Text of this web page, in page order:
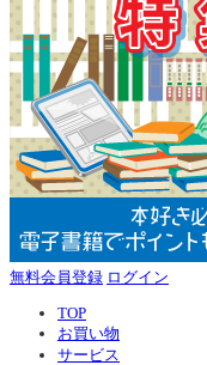
無料会員登録 ログイン
TOP
お買い物
サービス